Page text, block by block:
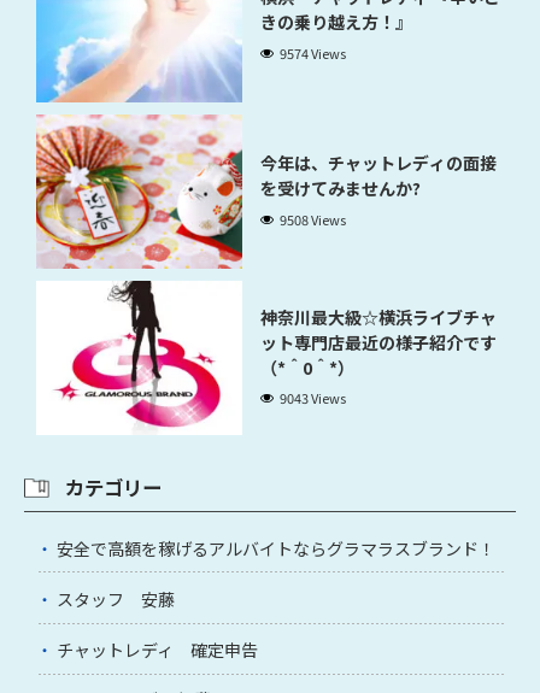
きの乗り越え方！』
9574 Views
今年は、チャットレディの面接
を受けてみませんか?
9508 Views
神奈川最大級☆横浜ライブチャ
ット専門店最近の様子紹介です
（*＾0＾*）
9043 Views
カテゴリー
安全で高額を稼げるアルバイトならグラマラスブランド！
スタッフ 安藤
チャットレディ 確定申告